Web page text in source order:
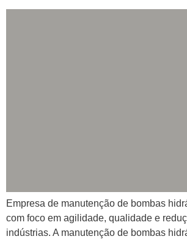
Empresa de manutenção de bombas
com foco em agilidade, qualidade e
indústrias. A manutenção de bombas